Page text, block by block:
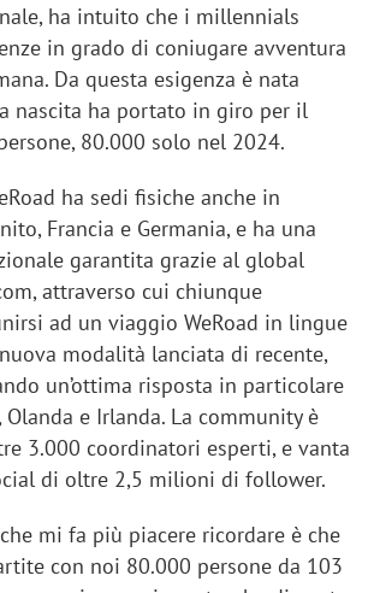
ha intuito che i millennials
in grado di coniugare avventura
Da questa esigenza è nata
nascita ha portato in giro per il
80.000 solo nel 2024.
ha sedi fisiche anche in
Francia e Germania, e ha una
garantita grazie al global
attraverso cui chiunque
ad un viaggio WeRoad in lingue
modalità lanciata di recente,
un’ottima risposta in particolare
Olanda e Irlanda. La community è
3.000 coordinatori esperti, e vanta
di oltre 2,5 milioni di follower.
mi fa più piacere ricordare è che
con noi 80.000 persone da 103